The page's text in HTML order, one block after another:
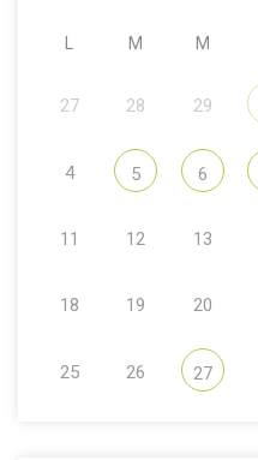
L M M
27 28 29
4 5 6
11 12 13
18 19 20
25 26 27